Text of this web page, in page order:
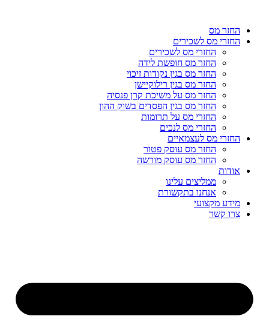
החזר מס
החזרי מס לשכירים
החזרי מס לשכירים
החזר מס חופשת לידה
החזר מס בגין נקודות זיכוי
החזר מס בגין רילוקיישן
החזר מס על משיכת קרן פנסיה
החזר מס בגין הפסדים בשוק ההון
החזרי מס על תרומות
החזרי מס לנכים
החזרי מס לעצמאיים
החזר מס עוסק פטור
החזר מס עוסק מורשה
אודות
ממליצים עלינו
אנחנו בתקשורת
מידע מקצועי
צרו קשר